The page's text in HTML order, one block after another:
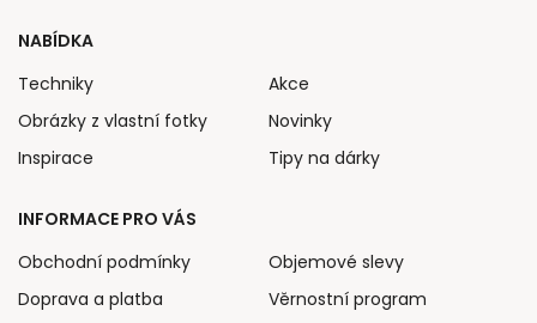
NABÍDKA
Techniky
Obrázky z vlastní fotky
Inspirace
Akce
Novinky
Tipy na dárky
INFORMACE PRO VÁS
Obchodní podmínky
Doprava a platba
Objemové slevy
Věrnostní program